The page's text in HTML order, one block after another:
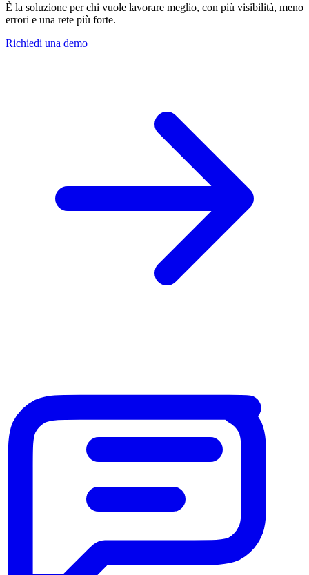
È la soluzione per chi vuole lavorare meglio, con più visibilità, meno
errori e una rete più forte.
Richiedi una demo